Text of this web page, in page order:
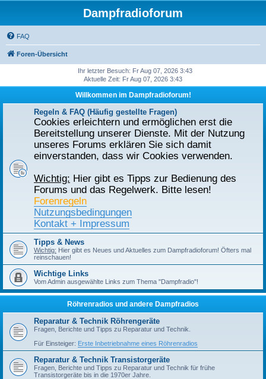
Dampfradioforum
FAQ
Foren-Übersicht
Ihr letzter Besuch: Fr Aug 07, 2026 3:43
Aktuelle Zeit: Fr Aug 07, 2026 3:43
Willkommen im Dampfradioforum!
Regeln & FAQ (Häufig gestellte Fragen)
Cookies erleichtern und ermöglichen erst die
Bereitstellung unserer Dienste. Mit der Nutzung
unseres Forums erklären Sie sich damit
einverstanden, dass wir Cookies verwenden.
Wichtig: Hier gibt es Tipps zur Bedienung des
Forums und das Regelwerk. Bitte lesen!
Forenregeln
Nutzungsbedingungen
Kontakt + Impressum
Tipps & News
Wichtig: Hier gibt es Neues und Aktuelles zum Dampfradioforum! Öfters mal
reinschauen!
Wichtige Links
Vom Admin ausgewählte Links zum Thema "Dampfradio"!
Röhrenradios und andere Dampfradios
Reparatur & Technik Röhrengeräte
Fragen, Berichte und Tipps zu Reparatur und Technik.
Für Einsteiger: Erste Inbetriebnahme eines Röhrenradios
Reparatur & Technik Transistorgeräte
Fragen, Berichte und Tipps zu Reparatur und Technik für frühe
Transistorgeräte bis in die 1970er Jahre.